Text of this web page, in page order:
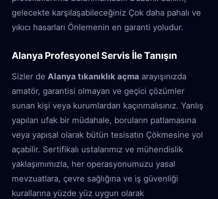
gelecekte karşılaşabileceğiniz Çok daha pahalı ve
yıkıcı hasarları Önlemenin en garanti yoludur.
Alanya Profesyonel Servis İle Tanışın
Sizler de Alanya tıkanıklık açma arayışınızda
amatör, garantisi olmayan ve geçici çözümler
sunan kişi veya kurumlardan kaçınmalısınız. Yanlış
yapılan ufak bir müdahale, boruların patlamasına
veya yapısal olarak bütün tesisatın Çökmesine yol
açabilir. Sertifikalı ustalarımız ve mühendislik
yaklaşımımızla, her operasyonumuzu yasal
mevzuatlara, çevre sağlığına ve iş güvenliği
kurallarına yüzde yüz uygun olarak